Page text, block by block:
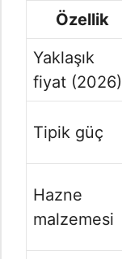
Özellik
Yaklaşık
fiyat (2026)
Tipik güç
Hazne
malzemesi